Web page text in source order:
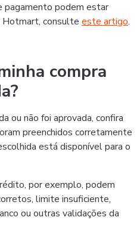
pagamento podem estar
Hotmart, consulte este artigo.
compra
ou não foi aprovada, confira
preenchidos corretamente
está disponível para o
por exemplo, podem
limite insuficiente,
ou outras validações da